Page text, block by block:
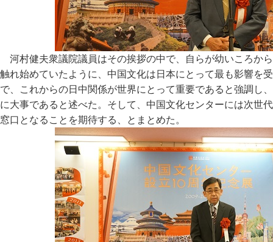
河村健夫衆議院議員はその挨拶の中で、自らが幼いころか
触れ始めていたように、中国文化は日本にとって最も影響を
で、これからの日中関係が世界にとって重要であると強調し
に大事であると述べた。そして、中国文化センターには次世
窓口となることを期待する、とまとめた。